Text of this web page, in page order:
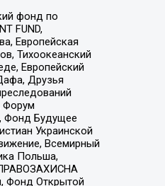
фонд по
FUND,
Европейская
Тихоокеанский
Европейский
Друзья
Форум
Фонд Будущее
Украинской
Всемирный
Польша,
Фонд Открытой